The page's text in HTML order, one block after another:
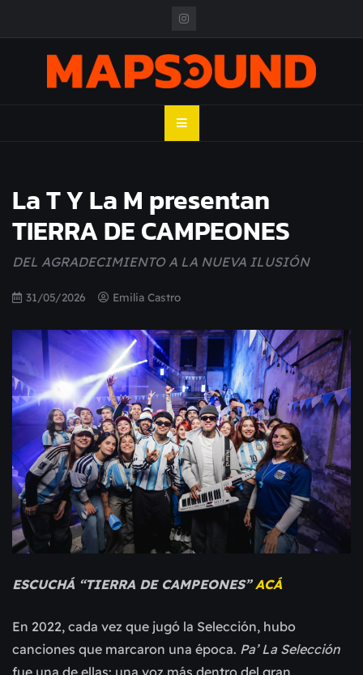
MAPSOUND
La T Y La M presentan
TIERRA DE CAMPEONES
DEL AGRADECIMIENTO A LA NUEVA ILUSIÓN
31/05/2026 Emilia Castro
ESCUCHÁ “TIERRA DE CAMPEONES”ACÁ
En 2022, cada vez que jugó la Selección, hubo
canciones que marcaron una época. Pa’ La Selección